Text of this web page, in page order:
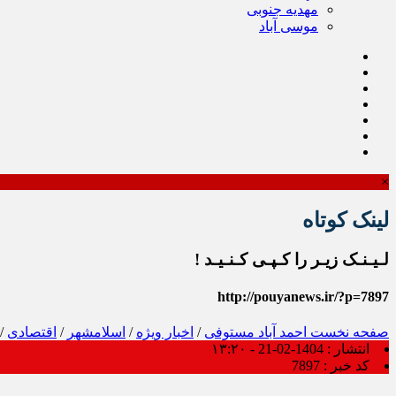
مهدیه جنوبی
موسی آباد
×
لینک کوتاه
لـیـنـک زیـر را کـپـی کـنـیـد !
http://pouyanews.ir/?p=7897
صفحه نخست احمد آباد مستوفی / اخبار ویژه / اسلامشهر / اقتصادی /
انتشار : 1404-02-21 - ۱۳:۲۰
کد خبر : 7897